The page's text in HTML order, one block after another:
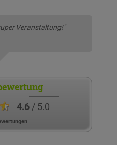
Veranstaltung!"
4.6/ 5.0